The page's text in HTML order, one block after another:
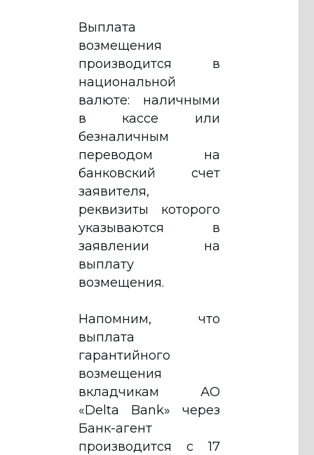
Выплата
возмещения
производится в
национальной
валюте: наличными
в кассе или
безналичным
переводом на
банковский счет
заявителя,
реквизиты которого
указываются в
заявлении на
выплату
возмещения.
Напомним, что
выплата
гарантийного
возмещения
вкладчикам АО
«Delta Bank» через
Банк-агент
производится с 17